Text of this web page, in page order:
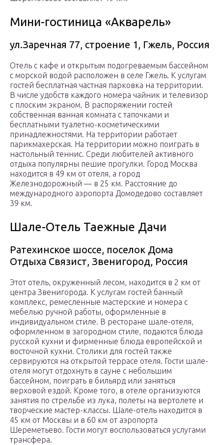
Мини-гостиница «Акварель»
ул.Заречная 77, строение 1, Гжель, Россия
Отель с кафе и открытым подогреваемым бассейном
с морской водой расположен в селе Гжель. К услугам
гостей бесплатная частная парковка на территории.
В числе удобств каждого номера чайник и телевизор
с плоским экраном. В распоряжении гостей
собственная ванная комната с тапочками и
бесплатными туалетно-косметическими
принадлежностями. На территории работает
парикмахерская. На территории можно поиграть в
настольный теннис. Среди любителей активного
отдыха популярны пешие прогулки. Город Москва
находится в 49 км от отеля, а город
Железнодорожный — в 25 км. Расстояние до
международного аэропорта Домодедово составляет
39 км.
Шале-Отель Таежные Дачи
Ратехинское шоссе, поселок Дома
Отдыха Связист, Звенигород, Россия
Этот отель, окруженный лесом, находится в 2 км от
центра Звенигорода. К услугам гостей банный
комплекс, ремесленные мастерские и номера с
мебелью ручной работы, оформленные в
индивидуальном стиле. В ресторане шале-отеля,
оформленном в загородном стиле, подаются блюда
русской кухни и фирменные блюда европейской и
восточной кухни. Столики для гостей также
сервируются на открытой террасе отеля. Гости шале-
отеля могут отдохнуть в сауне с небольшим
бассейном, поиграть в бильярд или заняться
верховой ездой. Кроме того, в отеле организуются
занятия по стрельбе из лука, полеты на вертолете и
творческие мастер-классы. Шале-отель находится в
45 км от Москвы и в 60 км от аэропорта
Шереметьево. Гости могут воспользоваться услугами
трансфера.